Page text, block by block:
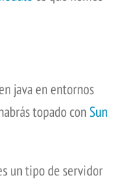
java en entornos
topado conSun
un tipo de servidor